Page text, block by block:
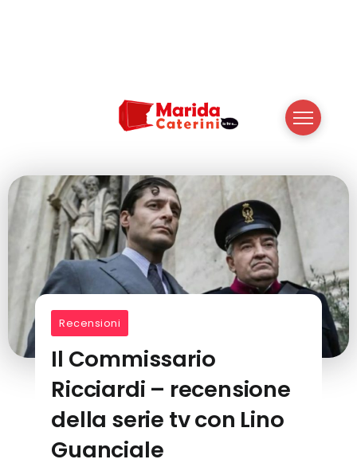
Recensioni
Il Commissario
Ricciardi – recensione
della serie tv con Lino
Guanciale